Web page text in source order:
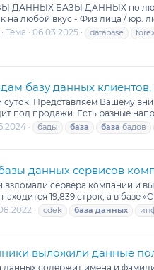
БАЗЫ ДАННЫХ по любой
на любой вкус - Физ лица / юр.
Тема 06.03.2025 database
базу данных
Представляем Вашему
под продажи. Есть разные
бады база база бадов
данных сервисов
сервера компании и
19,839 строк, а в базе
cdek база данных
выложили данные
содержит имена и